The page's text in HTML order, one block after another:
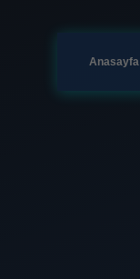
Anasayfa